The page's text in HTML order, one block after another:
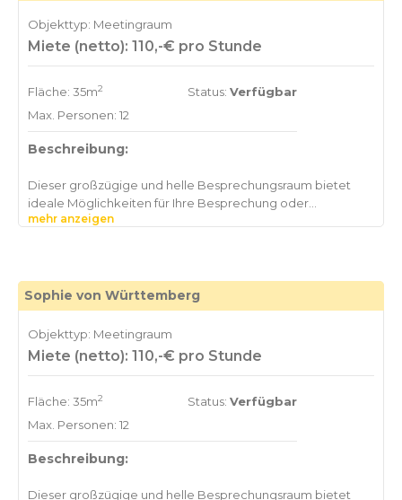
Objekttyp: Meetingraum
Miete (netto): 110,-€ pro Stunde
Fläche: 35m2
Max. Personen: 12
Status: Verfügbar
Beschreibung:
Dieser großzügige und helle Besprechungsraum bietet
ideale Möglichkeiten für Ihre Besprechung oder
Präsentation für bis zu 12 Personen. Der Raum hat eine
Konferenzraumtechnik. W-LAN steht Ihnen kostenfrei in
allen Konferenzräumen zur Verfügung. Unser freundliches
Servicepersonal steht Ihnen jederzeit zur Verfügung und
unterstützt Sie gerne. Mineralwasser, Softdrinks, Kaffee,
Tee und Kaffeespezialitäten, sowie Catering stellen wir
mehr anzeigen
Sophie von Württemberg
Objekttyp: Meetingraum
Miete (netto): 110,-€ pro Stunde
Fläche: 35m2
Max. Personen: 12
Status: Verfügbar
Beschreibung:
Dieser großzügige und helle Besprechungsraum bietet